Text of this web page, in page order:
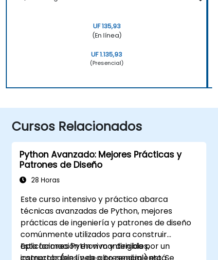
UF 135,93
(En línea)
UF 1.135,93
(Presencial)
Cursos Relacionados
Python Avanzado: Mejores Prácticas y
Patrones de Diseño
28 Horas
Este curso intensivo y práctico abarca
técnicas avanzadas de Python, mejores
prácticas de ingeniería y patrones de diseño
comúnmente utilizados para construir
aplicaciones Python mantenibles,
comprobables y de alto rendimiento. Se
Esta formación en vivo y dirigida por un
instructor (en línea o presencial) está